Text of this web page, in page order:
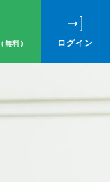
（無料） ログイン